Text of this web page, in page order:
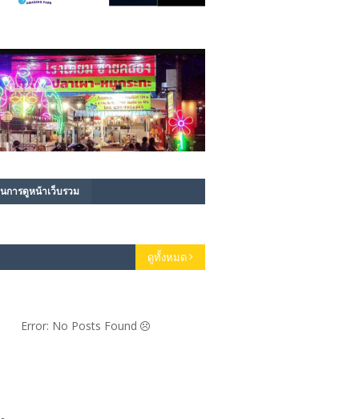
การดูหน้าเว็บรวม
ดูทั้งหมด
Error: No Posts Found